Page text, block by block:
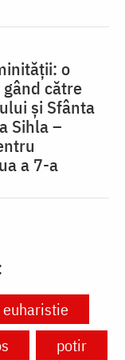
o
către
și Sfânta
Sihla –
a 7-a
euharistie
potir